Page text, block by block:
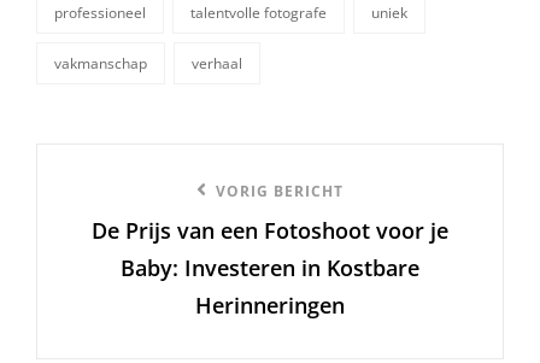
professioneel talentvolle fotografe uniek
vakmanschap verhaal
bericht
VORIG BERICHT
De Prijs van een Fotoshoot voor je
Baby: Investeren in Kostbare
Herinneringen